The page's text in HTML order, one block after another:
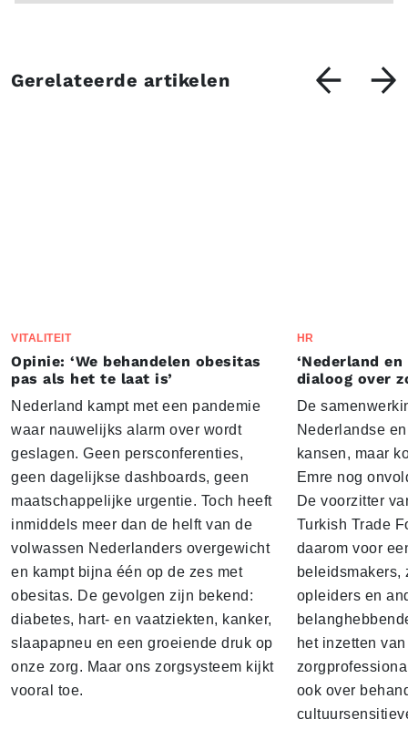
Gerelateerde artikelen
VITALITEIT
Opinie: ‘We behandelen obesitas
pas als het te laat is’
Nederland kampt met een pandemie
waar nauwelijks alarm over wordt
geslagen. Geen persconferenties,
geen dagelijkse dashboards, geen
maatschappelijke urgentie. Toch heeft
inmiddels meer dan de helft van de
volwassen Nederlanders overgewicht
en kampt bijna één op de zes met
obesitas. De gevolgen zijn bekend:
diabetes, hart- en vaatziekten, kanker,
slaapapneu en een groeiende druk op
onze zorg. Maar ons zorgsysteem kijkt
vooral toe.
HR
‘Nederland
dialoog over
De
Nederlandse
kansen, maar
Emre nog
De voorzitter
Turkish Trade
daarom voor
beleidsmakers,
opleiders en
het inzetten
ook over